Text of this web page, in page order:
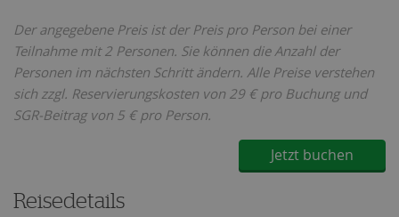
Der angegebene Preis ist der Preis pro Person bei einer
Teilnahme mit 2 Personen. Sie können die Anzahl der
Personen im nächsten Schritt ändern. Alle Preise verstehen
sich zzgl. Reservierungskosten von 29 € pro Buchung und
SGR-Beitrag von 5 € pro Person.
Jetzt buchen
Reisedetails